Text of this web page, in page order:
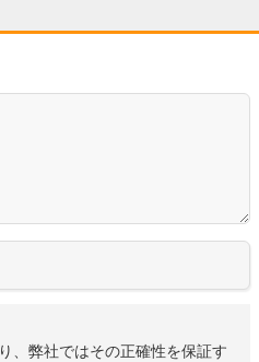
、弊社ではその正確性を保証す